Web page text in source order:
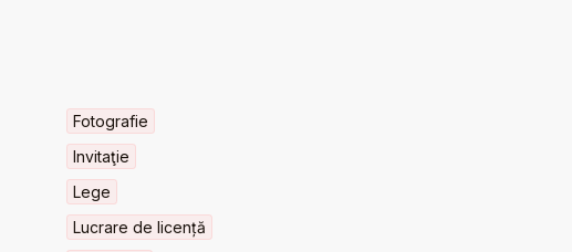
Fotografie
Invitaţie
Lege
Lucrare de licență